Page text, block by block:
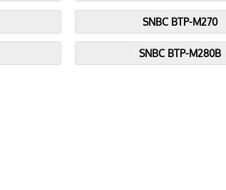
SNBC BTP-M270
SNBC BTP-M280B